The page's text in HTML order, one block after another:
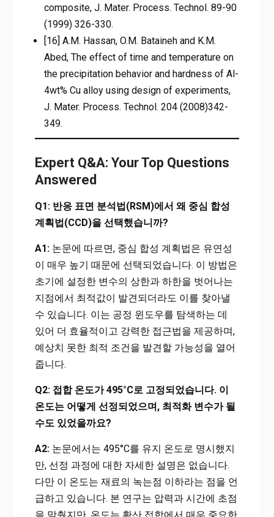
composite, J. Mater. Process. Technol. 89-90
(1999) 326-330.
[16] A.M. Hassan, O.M. Bataineh and K.M.
Abed, The effect of time and temperature on
the precipitation behavior and hardness of Al-
4wt% Cu alloy using design of experiments,
J. Mater. Process. Technol. 204 (2008)342-
349.
Expert Q&A: Your Top Questions
Answered
Q1: 반응 표면 분석법(RSM)에서 왜 중심 합성
계획법(CCD)을 선택했습니까?
A1:논문에 따르면, 중심 합성 계획법은 유연성
이 매우 높기 때문에 선택되었습니다. 이 방법은
초기에 설정한 변수의 상한과 하한을 벗어나는
지점에서 최적값이 발견되더라도 이를 찾아낼
수 있습니다. 이는 공정 윈도우를 탐색하는 데
있어 더 효율적이고 강력한 접근법을 제공하며,
예상치 못한 최적 조건을 발견할 가능성을 열어
줍니다.
Q2: 접합 온도가 495°C로 고정되었습니다. 이
온도는 어떻게 선정되었으며, 최적화 변수가 될
수도 있었을까요?
A2:논문에서는 495°C를 유지 온도로 명시했지
만, 선정 과정에 대한 자세한 설명은 없습니다.
다만 이 온도는 재료의 녹는점 이하라는 점을 언
급하고 있습니다. 본 연구는 압력과 시간에 초점